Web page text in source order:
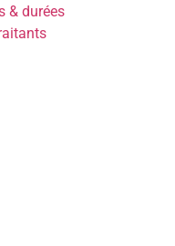
& durées